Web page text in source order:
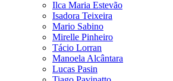
Ilca Maria Estevão
Isadora Teixeira
Mario Sabino
Mirelle Pinheiro
Tácio Lorran
Manoela Alcântara
Lucas Pasin